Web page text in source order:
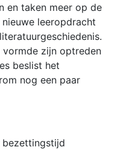
en taken meer op de
leeropdracht
zijn optreden
beslist het
nog een paar